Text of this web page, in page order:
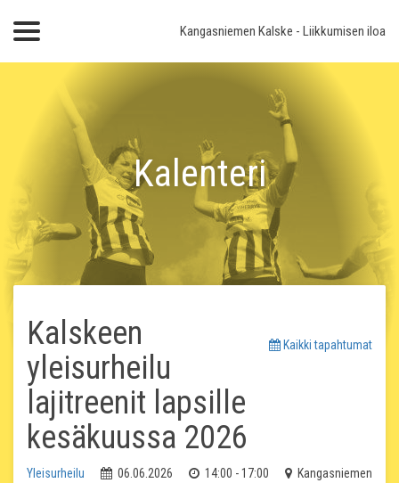
Kangasniemen Kalske - Liikkumisen iloa
Kalenteri
Kaikki tapahtumat
Kalskeen
yleisurheilu
lajitreenit lapsille
kesäkuussa 2026
Yleisurheilu 06.06.2026 14:00 - 17:00
Kangasniemen